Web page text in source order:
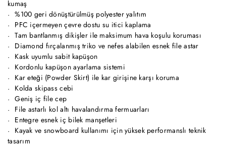
kumaş
%100 geri dönüştürülmüş polyester yalıtım
PFC içermeyen çevre dostu su itici kaplama
Tam bantlanmış dikişler ile maksimum hava koşulu koruması
Diamond fırçalanmış triko ve nefes alabilen esnek file astar
Kask uyumlu sabit kapüşon
Kordonlu kapüşon ayarlama sistemi
Kar eteği (Powder Skirt) ile kar girişine karşı koruma
Kolda skipass cebi
Geniş iç file cep
File astarlı kol altı havalandırma fermuarları
Entegre esnek iç bilek manşetleri
Kayak ve snowboard kullanımı için yüksek performanslı teknik
tasarım